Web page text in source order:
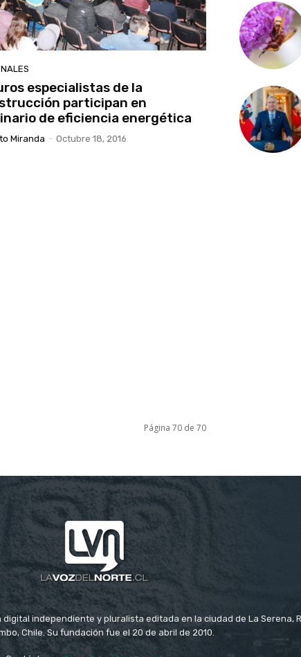
especialistas de la
participan en
de eficiencia energética
Miranda - Octubre 18, 2016
Página 70 de 70
independiente y pluralista editada en la ciudad de La Serena,
Chile. Su fundación fue el 20 de abril de 2010.